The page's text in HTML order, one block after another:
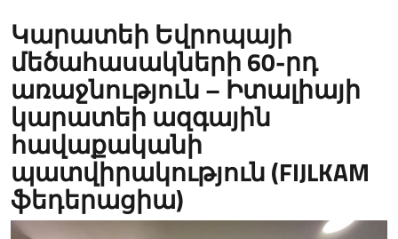
Կարատեի Եվրոպայի
մեծահասակների 60-րդ
առաջնություն – Իտալիայի
կարատեի ազգային
հավաքականի
պատվիրակություն (FIJLKAM
ֆեդերացիա)